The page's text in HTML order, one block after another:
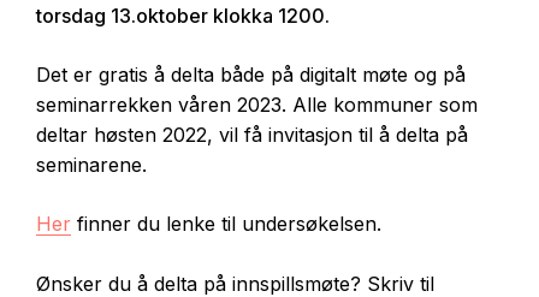
torsdag 13.oktober klokka 1200.
Det er gratis å delta både på digitalt møte og på
seminarrekken våren 2023. Alle kommuner som
deltar høsten 2022, vil få invitasjon til å delta på
seminarene.
Her finner du lenke til undersøkelsen.
Ønsker du å delta på innspillsmøte? Skriv til